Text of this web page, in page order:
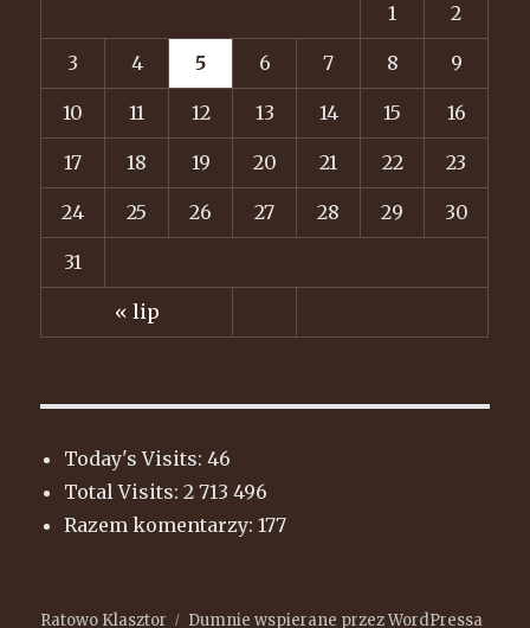
« lip
1 2
3 4 5 6 7 8 9
10 11 12 13 14 15 16
17 18 19 20 21 22 23
24 25 26 27 28 29 30
31
Today's Visits:46
Total Visits:2 713 496
Razem komentarzy:177
Ratowo Klasztor Dumnie wspierane przez WordPressa